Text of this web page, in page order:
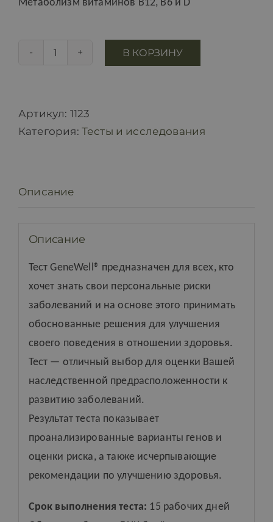
Метаболизм витаминов B12, B6 и D
Количество
тест
на
В КОРЗИНУ
Артикул: 1123
Категория: Тесты и исследования
Описание
Описание
Тест GeneWell® предназначен для всех, кто
хочет знать свои персональные риски
заболеваний и на основе этого принимать
обоснованные решения для улучшения
своего поведения в отношении здоровья.
Тест — отличный выбор для оценки Вашей
наследственной предрасположенности к
развитиюзаболеваний.
Результат теста показывает
проанализированные варианты генов и
оценки риска, а также исчерпывающие
рекомендации по улучшению здоровья.
Срок выполнения теста: 15 рабочих дней